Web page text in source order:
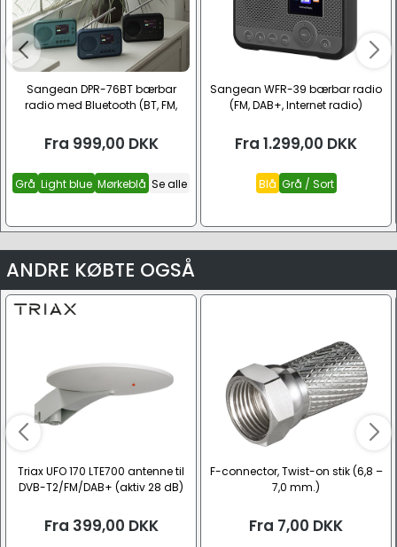
Sangean DPR-76BT bærbar
radio med Bluetooth (BT, FM,
Fra 999,00 DKK
Grå Light blue Mørkeblå Se alle
Sangean WFR-39 bærbar radio
(FM, DAB+, Internet radio)
Fra 1.299,00 DKK
Blå Grå / Sort
ANDRE KØBTE OGSÅ
Triax UFO 170 LTE700 antenne til
DVB-T2/FM/DAB+ (aktiv 28 dB)
Fra 399,00 DKK
F-connector, Twist-on stik (6,8 –
7,0 mm.)
Fra 7,00 DKK